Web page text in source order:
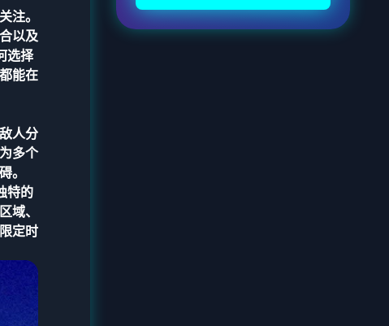
注。
以及
选择
能在
人分
多个
。
特的
域、
定时